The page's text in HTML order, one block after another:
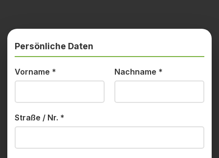
Persönliche Daten
Vorname * Nachname *
Straße / Nr. *